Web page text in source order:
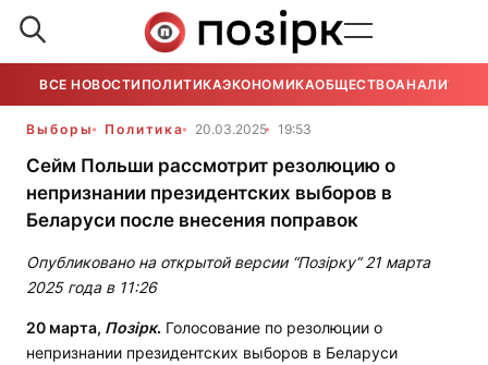
ВСЕ НОВОСТИ ПОЛИТИКАЭКОНОМИКАОБЩЕСТВОАНАЛИТИКА
Выборы Политика 20.03.2025 19:53
Сейм Польши рассмотрит резолюцию о
непризнании президентских выборов в
Беларуси после внесения поправок
Опубликовано на открытой версии “Позірку“ 21 марта
2025 года в 11:26
20 марта, Позірк. Голосование по резолюции о
непризнании президентских выборов в Беларуси